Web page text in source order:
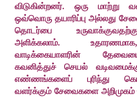
விடுகின்றனர். ஒரு மாற்று
ஒவ்வொரு தயாரிப்பு அல்லது
தொடர்பை
அளிக்கலாம்.
வாடிக்கையாளரின்
கவனித்துச் செயல்
எண்ணங்களைப் புரிந்து
வளர்க்கும் சேவைகளை அறிமுகம்